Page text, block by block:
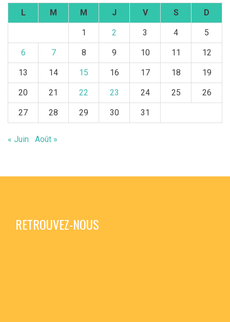
L M M J V S D
1 2 3 4 5
6 7 8 9 10 11 12
13 14 15 16 17 18 19
20 21 22 23 24 25 26
27 28 29 30 31
« Juin Août »
RETROUVEZ-NOUS